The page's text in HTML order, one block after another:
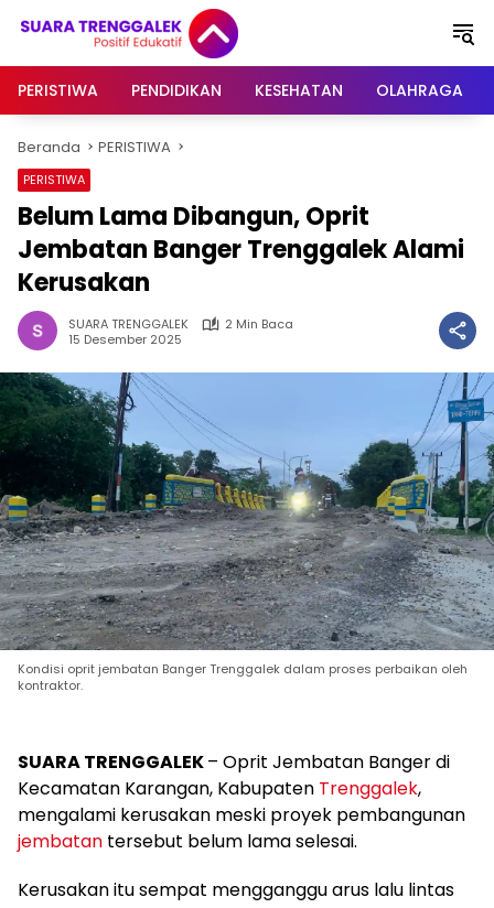
PERISTIWA
PENDIDIKAN KESEHATAN OLAHRAGA
Beranda PERISTIWA
PERISTIWA
Belum Lama Dibangun, Oprit
Jembatan Banger Trenggalek Alami
Kerusakan
SUARA TRENGGALEK
2 Min Baca
15 Desember 2025
Kondisi oprit jembatan Banger Trenggalek dalam proses perbaikan oleh
kontraktor.
SUARA TRENGGALEK– Oprit Jembatan Banger di
Kecamatan Karangan, Kabupaten Trenggalek,
mengalami kerusakan meski proyek pembangunan
jembatan tersebut belum lama selesai.
Kerusakan itu sempat mengganggu arus lalu lintas